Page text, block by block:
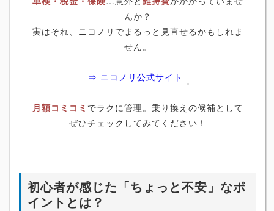
んか？
実はそれ、ニコノリでまるっと見直せるかもしれま
せん。
⇒ ニコノリ公式サイト
月額コミコミ でラクに管理。乗り換えの候補として
ぜひチェックしてみてください！
初心者が感じた「ちょっと不安」なポ
イントとは？